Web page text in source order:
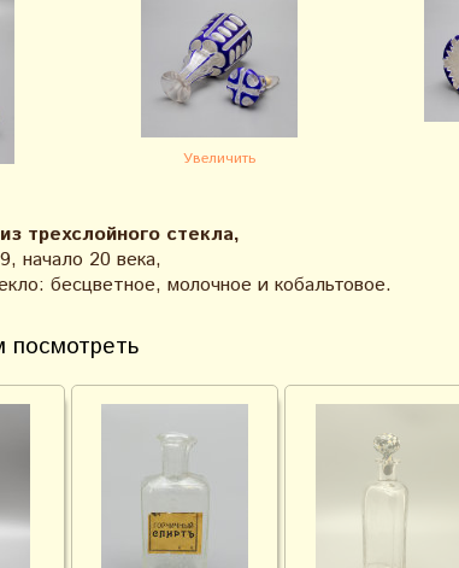
Увеличить
трехслойного стекла,
начало 20 века,
бесцветное, молочное и кобальтовое.
посмотреть